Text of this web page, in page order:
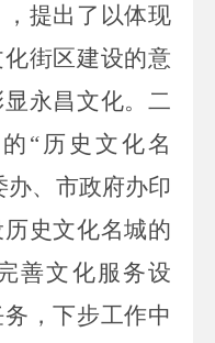
提出了以体现
街区建设的意
永昌文化。二
“历史文化名
办、市政府办印
史文化名城的
善文化服务设
，下步工作中